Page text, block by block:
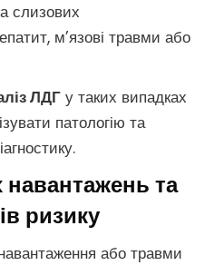
слизових
м’язові травми або
ЛДГ у таких випадках
патологію та
навантажень та
ризику
або травми